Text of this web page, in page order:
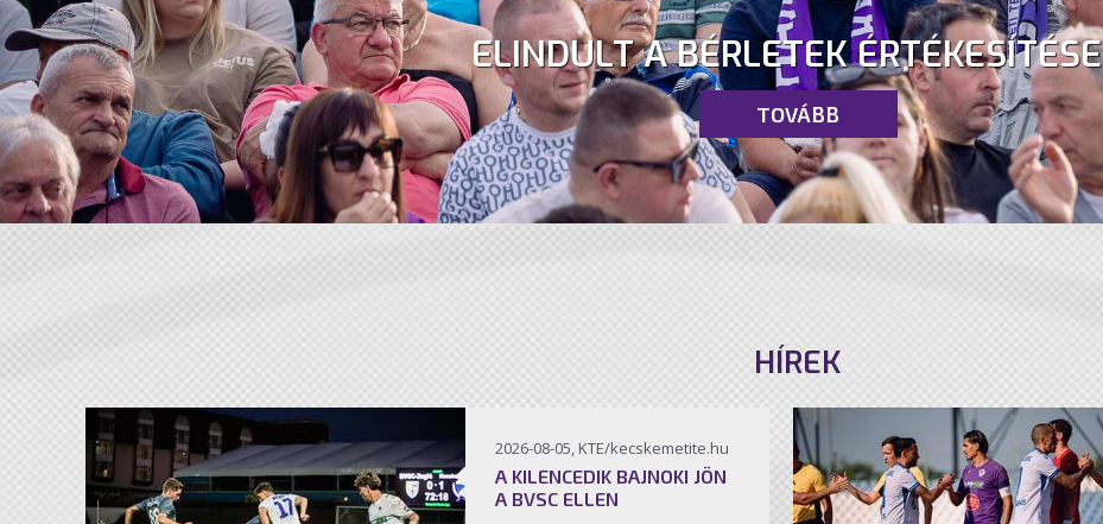
ELINDULT A BÉRLETEK ÉRTÉKESÍTÉSE
TOVÁBB
HÍREK
2026-08-05, KTE/kecskemetite.hu
A KILENCEDIK BAJNOKI JÖN
A BVSC ELLEN